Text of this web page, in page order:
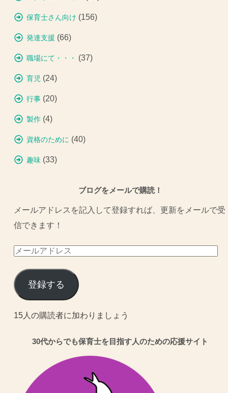
保育士さん向け (156)
発達支援 (66)
職場にて・・・ (37)
育児 (24)
行事 (20)
製作 (4)
資格のために (40)
趣味 (33)
ブログをメールで購読！
メールアドレスを記入して登録すれば、更新をメールで受
信できます！
メ
ル
ア
ド
登録する
15人の購読者に加わりましょう
30代からでも保育士を目指す人のための応援サイト